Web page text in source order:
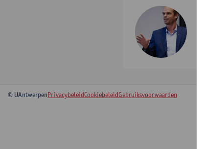
© UAntwerpenPrivacybeleidCookiebeleidGebruiksvoorwaarden